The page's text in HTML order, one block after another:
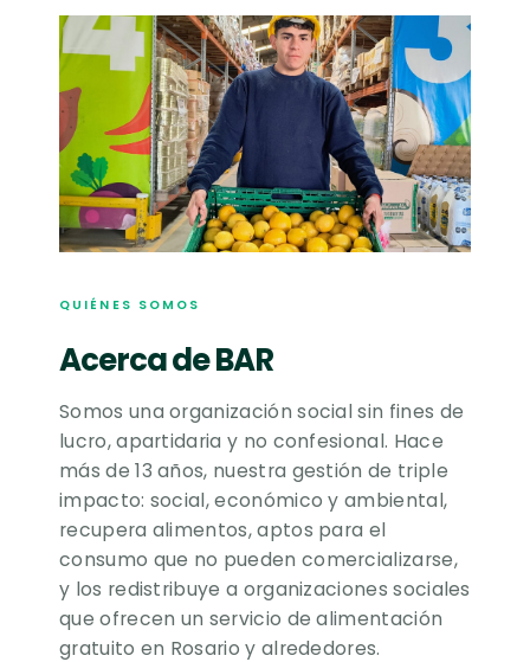
QUIÉNES SOMOS
Acerca de BAR
Somos una organización social sin fines de
lucro, apartidaria y no confesional. Hace
más de 13 años, nuestra gestión de triple
impacto: social, económico y ambiental,
recupera alimentos, aptos para el
consumo que no pueden comercializarse,
y los redistribuye a organizaciones sociales
que ofrecen un servicio de alimentación
gratuito en Rosario y alrededores.